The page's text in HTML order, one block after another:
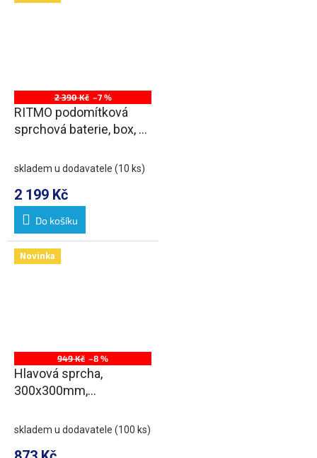
2 390 Kč –7 %
RITMO podomítková
sprchová baterie, box, 2
skladem u dodavatele (10 ks)
2 199 Kč
Do košíku
Novinka
949 Kč –8 %
Hlavová sprcha,
300x300mm,
skladem u dodavatele (100 ks)